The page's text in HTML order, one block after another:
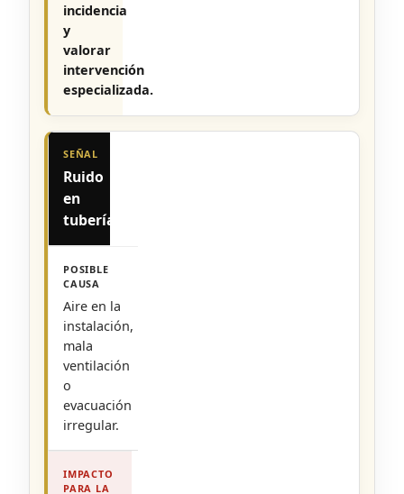
incidencia
y
valorar
intervención
especializada.
Ruido
en
tuberías
Aire en la
instalación,
mala
ventilación
o
evacuación
irregular.